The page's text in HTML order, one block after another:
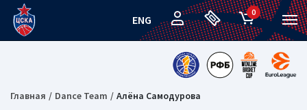
ENG
0
Главная Dance Team Алёна Самодурова